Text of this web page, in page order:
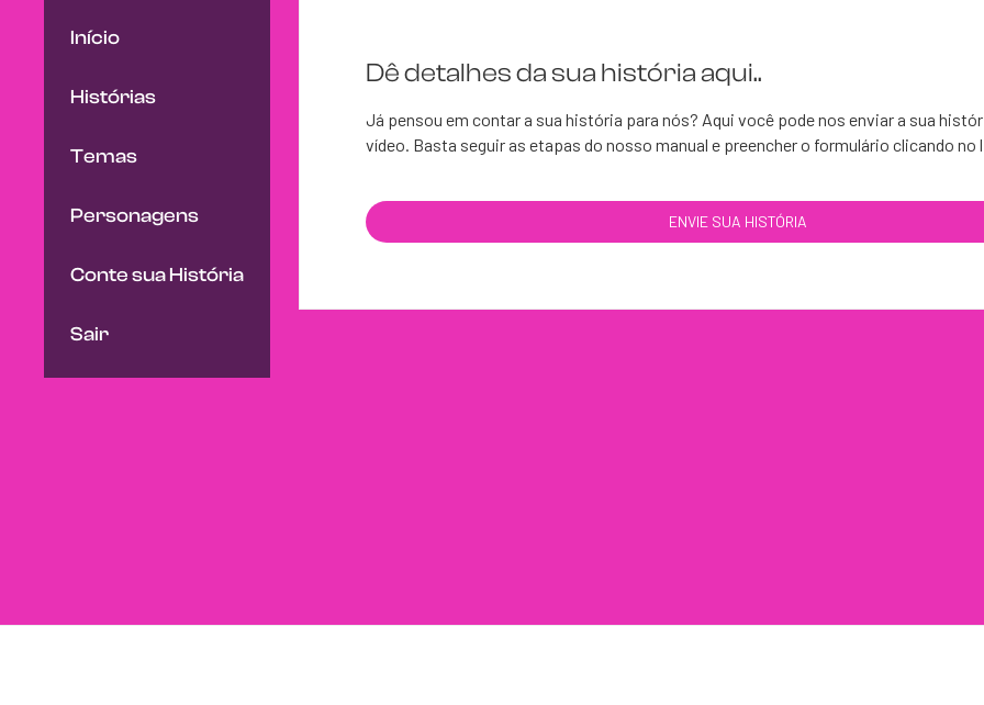
Início
Histórias
Temas
Personagens
Conte sua História
Sair
Dê detalhes da sua história aqui..
Já pensou em contar a sua história para nós? Aqui você pode nos enviar a sua
vídeo. Basta seguir as etapas do nosso manual e preencher o formulário clicando no
ENVIE SUA HISTÓRIA